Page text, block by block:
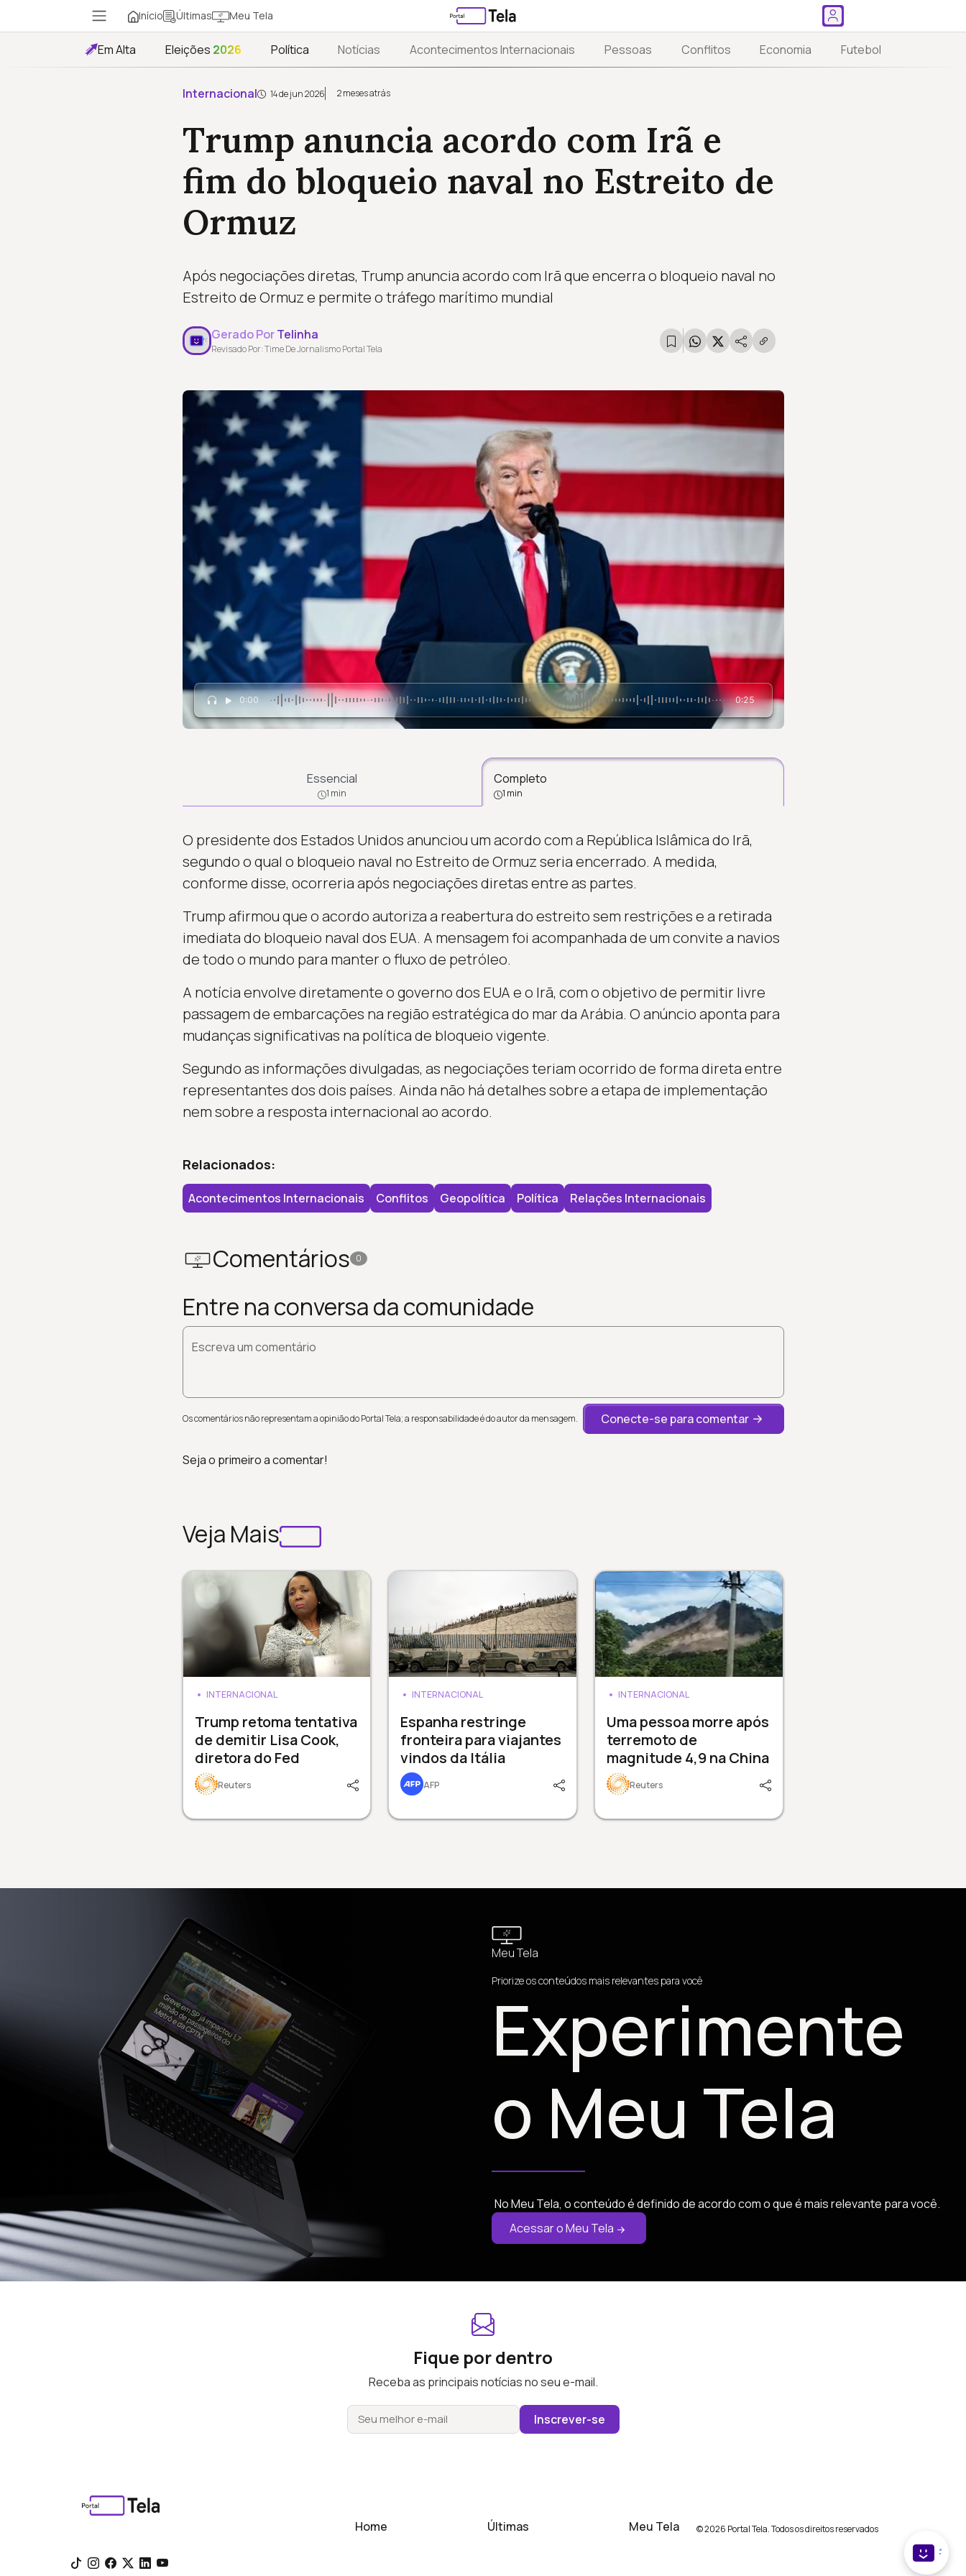
Início Últimas Meu Tela
Em Alta Eleições 2026 Política Notícias Acontecimentos Internacionais Pessoas Conflitos Economia Futebol
Internacional 14 de jun 2026 2 meses atrás
Trump anuncia acordo com Irã e
fim do bloqueio naval no Estreito de
Ormuz
Após negociações diretas, Trump anuncia acordo com Irã que encerra o bloqueio naval no
Estreito de Ormuz e permite o tráfego marítimo mundial
Gerado PorTelinha
Revisado Por: Time De Jornalismo Portal Tela
0:00 0:25
Essencial
1 min
Completo
1 min
O presidente dos Estados Unidos anunciou um acordo com a República Islâmica do Irã,
segundo o qual o bloqueio naval no Estreito de Ormuz seria encerrado. A medida,
conforme disse, ocorreria após negociações diretas entre as partes.
Trump afirmou que o acordo autoriza a reabertura do estreito sem restrições e a retirada
imediata do bloqueio naval dos EUA. A mensagem foi acompanhada de um convite a navios
de todo o mundo para manter o fluxo de petróleo.
A notícia envolve diretamente o governo dos EUA e o Irã, com o objetivo de permitir livre
passagem de embarcações na região estratégica do mar da Arábia. O anúncio aponta para
mudanças significativas na política de bloqueio vigente.
Segundo as informações divulgadas, as negociações teriam ocorrido de forma direta entre
representantes dos dois países. Ainda não há detalhes sobre a etapa de implementação
nem sobre a resposta internacional ao acordo.
Relacionados:
Acontecimentos Internacionais Conflitos Geopolítica Política Relações Internacionais
Comentários 0
Entre na conversa da comunidade
Escreva um comentário
Os comentários não representam a opinião do Portal Tela; a responsabilidade é do autor da mensagem. Conecte-se para comentar
Seja o primeiro a comentar!
Veja Mais
INTERNACIONAL
Trump retoma tentativa
de demitir Lisa Cook,
diretora do Fed
Reuters
INTERNACIONAL
Espanha restringe
fronteira para viajantes
vindos da Itália
AFP
INTERNACIONAL
Uma pessoa morre após
terremoto de
magnitude 4,9 na China
Reuters
Meu Tela
Priorize os conteúdos mais relevantes para você
Experimente
o Meu Tela
No Meu Tela, o conteúdo é definido de acordo com o que é mais relevante para você.
Acessar o Meu Tela
Fique por dentro
Receba as principais notícias no seu e-mail.
Inscrever-se
Home Últimas Meu Tela © 2026 Portal Tela. Todos os direitos reservados